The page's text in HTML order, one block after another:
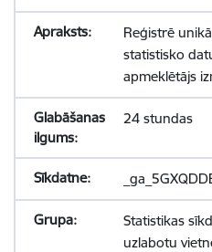
Reģistrē
statistisko
apmeklētājs
24 stundas
Statistikas
uzlabotu